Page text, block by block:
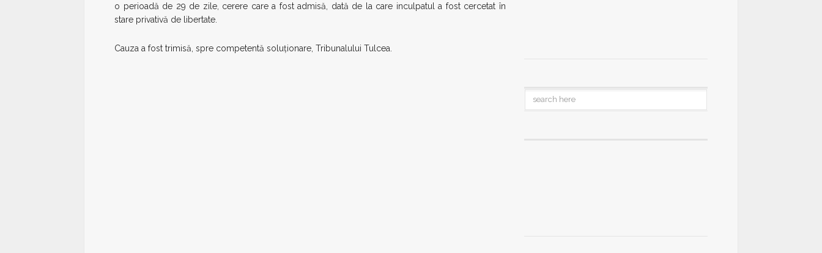
o perioadă de 29 de zile, cerere care a fost admisă, dată de la care inculpatul a fost cercetat în
stare privativă de libertate.
Cauza a fost trimisă, spre competentă soluţionare, Tribunalului Tulcea.